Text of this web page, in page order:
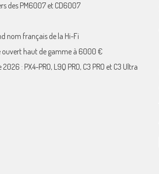
des PM6007 et CD6007
nom français de la Hi-Fi
ouvert haut de gamme à 6000 €
: PX4-PRO, L9Q PRO, C3 PRO et C3 Ultra